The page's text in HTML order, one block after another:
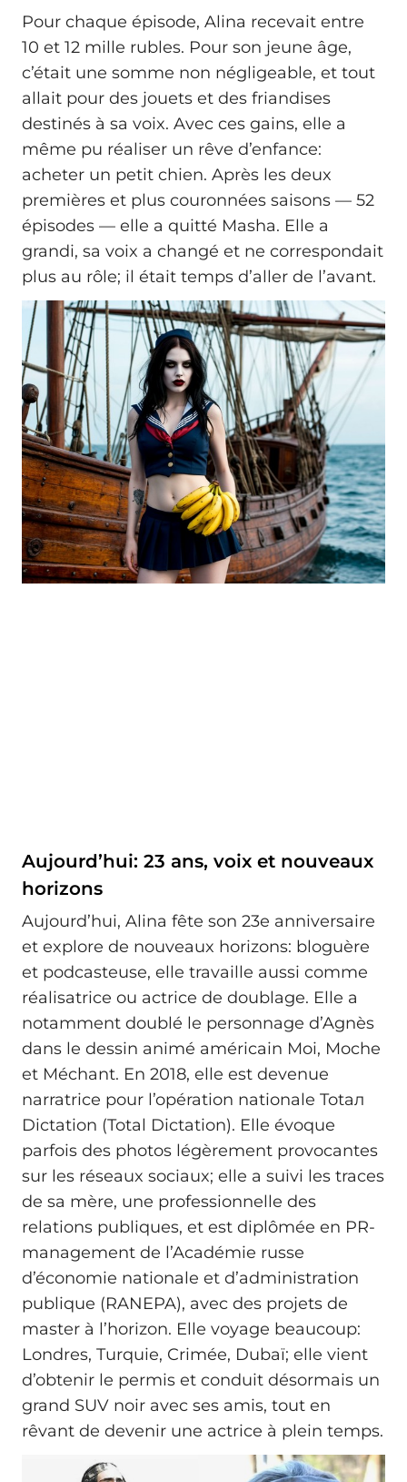
Pour chaque épisode, Alina recevait entre
10 et 12 mille rubles. Pour son jeune âge,
c’était une somme non négligeable, et tout
allait pour des jouets et des friandises
destinés à sa voix. Avec ces gains, elle a
même pu réaliser un rêve d’enfance:
acheter un petit chien. Après les deux
premières et plus couronnées saisons — 52
épisodes — elle a quitté Masha. Elle a
grandi, sa voix a changé et ne correspondait
plus au rôle; il était temps d’aller de l’avant.
Aujourd’hui: 23 ans, voix et nouveaux
horizons
Aujourd’hui, Alina fête son 23e anniversaire
et explore de nouveaux horizons: bloguère
et podcasteuse, elle travaille aussi comme
réalisatrice ou actrice de doublage. Elle a
notamment doublé le personnage d’Agnès
dans le dessin animé américain Moi, Moche
et Méchant. En 2018, elle est devenue
narratrice pour l’opération nationale Totал
Dictation (Total Dictation). Elle évoque
parfois des photos légèrement provocantes
sur les réseaux sociaux; elle a suivi les traces
de sa mère, une professionnelle des
relations publiques, et est diplômée en PR-
management de l’Académie russe
d’économie nationale et d’administration
publique (RANEPA), avec des projets de
master à l’horizon. Elle voyage beaucoup:
Londres, Turquie, Crimée, Dubaï; elle vient
d’obtenir le permis et conduit désormais un
grand SUV noir avec ses amis, tout en
rêvant de devenir une actrice à plein temps.